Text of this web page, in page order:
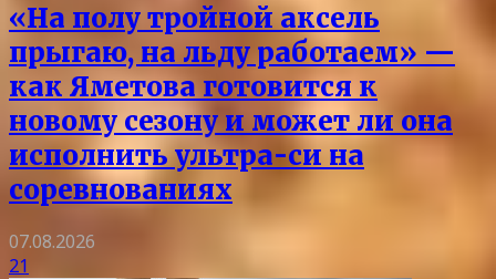
«На полу тройной аксель
прыгаю, на льду работаем» —
как Яметова готовится к
новому сезону и может ли она
исполнить ультра-си на
соревнованиях
07.08.2026
21